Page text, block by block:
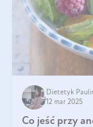
Dietetyk
12 mar 2025
Co jeść przy